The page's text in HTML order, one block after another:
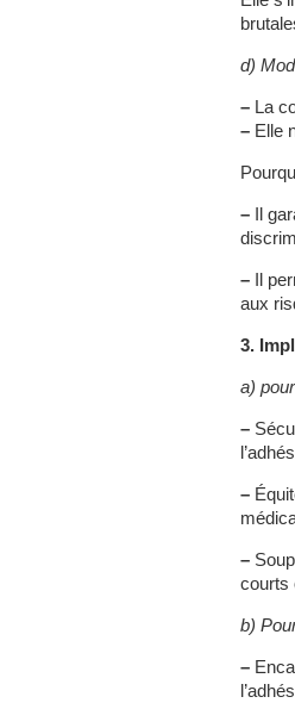
d)
– La
– Elle
– Il
– Il
aux
3.
a)
–
–
–
courts
b)
–